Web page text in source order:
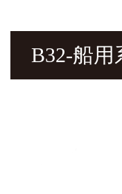
B32-船用